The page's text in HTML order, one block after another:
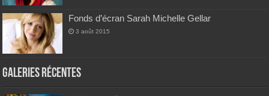
Fonds d’écran Sarah Michelle Gellar
3 août 2015
Galeries Récentes